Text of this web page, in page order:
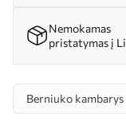
Nemokamas
pristatymas į
Berniuko kambarys